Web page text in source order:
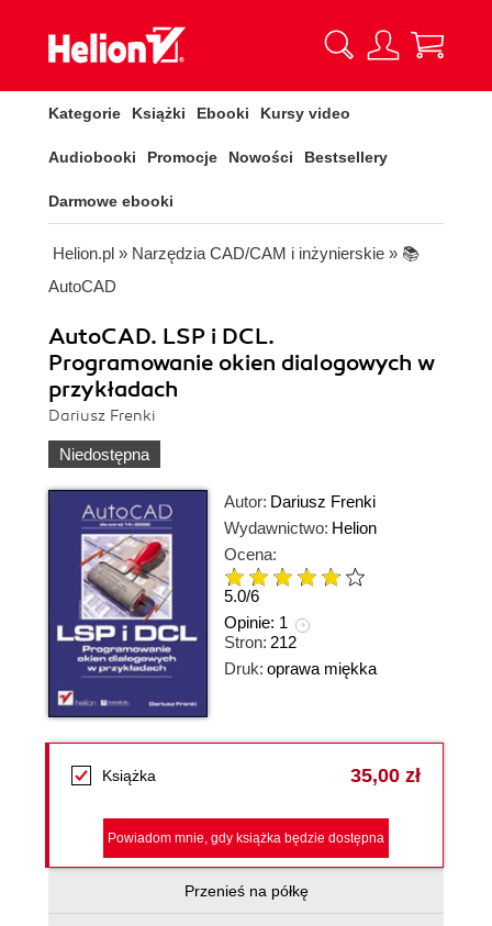
Kategorie Książki Ebooki Kursy video
Audiobooki Promocje Nowości Bestsellery
Darmowe ebooki
Helion.pl » Narzędzia CAD/CAM i inżynierskie » 📚
AutoCAD
AutoCAD. LSP i DCL.
Programowanie okien dialogowych w
przykładach
Dariusz Frenki
Niedostępna
Autor: Dariusz Frenki
Wydawnictwo: Helion
Ocena:
5.0/6
Opinie: 1
Stron: 212
Druk: oprawa miękka
Książka 35,00 zł
Powiadom mnie, gdy książka będzie dostępna
Przenieś na półkę